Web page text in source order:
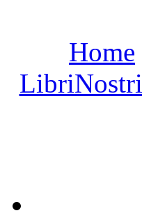
Home
LibriNostri